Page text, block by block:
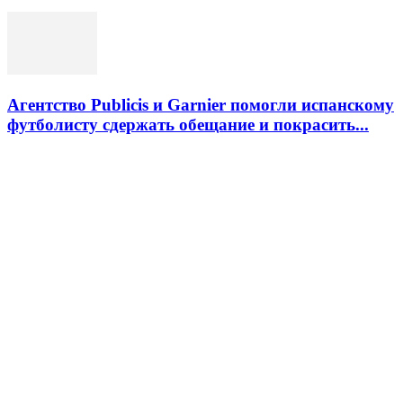
Агентство Publicis и Garnier помогли испанскому
футболисту сдержать обещание и покрасить...